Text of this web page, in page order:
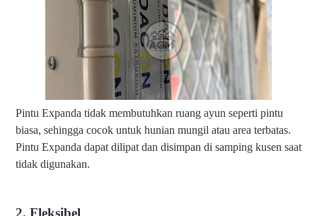
Pintu Expanda tidak membutuhkan ruang ayun seperti pintu
biasa, sehingga cocok untuk hunian mungil atau area terbatas.
Pintu Expanda dapat dilipat dan disimpan di samping kusen saat
tidak digunakan.
2. Fleksibel